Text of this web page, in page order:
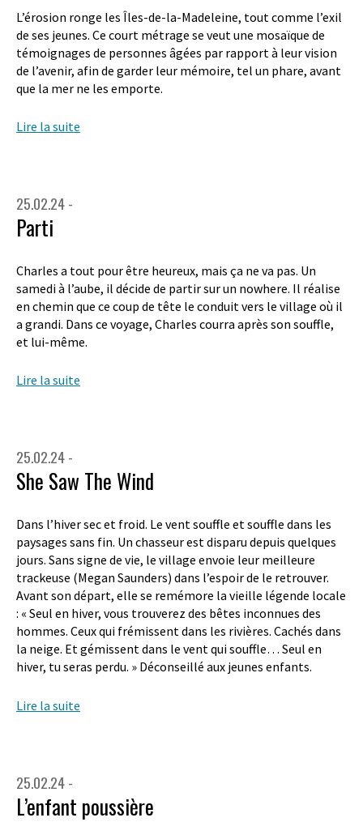
L’érosion ronge les Îles-de-la-Madeleine, tout comme l’exil
de ses jeunes. Ce court métrage se veut une mosaïque de
témoignages de personnes âgées par rapport à leur vision
de l’avenir, afin de garder leur mémoire, tel un phare, avant
que la mer ne les emporte.
Lire la suite
25.02.24 -
Parti
Charles a tout pour être heureux, mais ça ne va pas. Un
samedi à l’aube, il décide de partir sur un nowhere. Il réalise
en chemin que ce coup de tête le conduit vers le village où il
a grandi. Dans ce voyage, Charles courra après son souffle,
et lui-même.
Lire la suite
25.02.24 -
She Saw The Wind
Dans l’hiver sec et froid. Le vent souffle et souffle dans les
paysages sans fin. Un chasseur est disparu depuis quelques
jours. Sans signe de vie, le village envoie leur meilleure
trackeuse (Megan Saunders) dans l’espoir de le retrouver.
Avant son départ, elle se remémore la vieille légende locale
: « Seul en hiver, vous trouverez des bêtes inconnues des
hommes. Ceux qui frémissent dans les rivières. Cachés dans
la neige. Et gémissent dans le vent qui souffle… Seul en
hiver, tu seras perdu. » Déconseillé aux jeunes enfants.
Lire la suite
25.02.24 -
L’enfant poussière